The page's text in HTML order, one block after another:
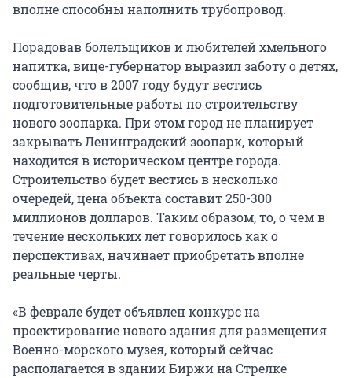
вполне способны наполнить трубопровод.
Порадовав болельщиков и любителей хмельного
напитка, вице-губернатор выразил заботу о детях,
сообщив, что в 2007 году будут вестись
подготовительные работы по строительству
нового зоопарка. При этом город не планирует
закрывать Ленинградский зоопарк, который
находится в историческом центре города.
Строительство будет вестись в несколько
очередей, цена объекта составит 250-300
миллионов долларов. Таким образом, то, о чем в
течение нескольких лет говорилось как о
перспективах, начинает приобретать вполне
реальные черты.
«В феврале будет объявлен конкурс на
проектирование нового здания для размещения
Военно-морского музея, который сейчас
располагается в здании Биржи на Стрелке